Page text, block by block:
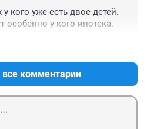
кого уже есть двое детей.
особенно у кого ипотека.
все комментарии